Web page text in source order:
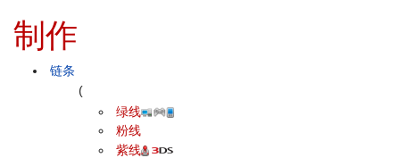
制作
链条
(
绿线
粉线
紫线